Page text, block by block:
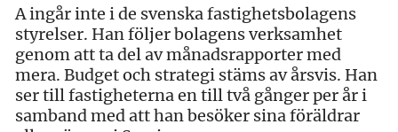
A ingår inte i de svenska fastighetsbolagens
styrelser. Han följer bolagens verksamhet
genom att ta del av månadsrapporter med
mera. Budget och strategi stäms av årsvis. Han
ser till fastigheterna en till två gånger per år i
samband med att han besöker sina föräldrar